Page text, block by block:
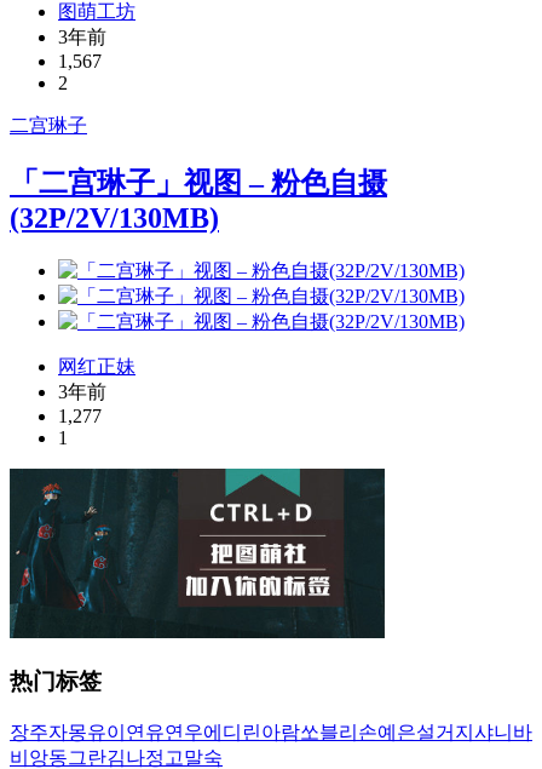
图萌工坊
3年前
1,567
2
二宫琳子
「二宫琳子」视图 – 粉色自摄
(32P/2V/130MB)
网红正妹
3年前
1,277
1
热门标签
장주자몽유이 연유연우에디린아람쏘블리 손예은설거지 샤니 바
비앙동그란김나정 고말숙